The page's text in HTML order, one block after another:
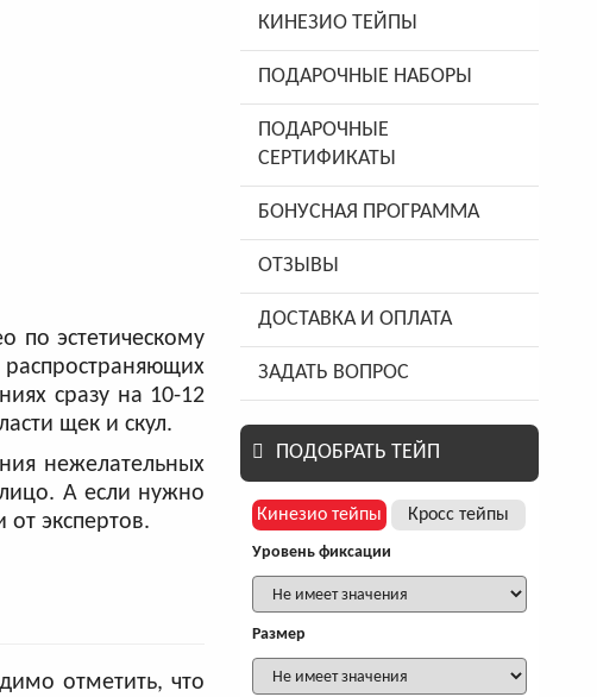
по эстетическому
сразу на 10-12
щек и скул.
нежелательных
А если нужно
от экспертов.
отметить, что
КИНЕЗИО ТЕЙПЫ
ПОДАРОЧНЫЕ НАБОРЫ
ПОДАРОЧНЫЕ
СЕРТИФИКАТЫ
БОНУСНАЯ ПРОГРАММА
ОТЗЫВЫ
ДОСТАВКА И ОПЛАТА
ЗАДАТЬ ВОПРОС
ПОДОБРАТЬ ТЕЙП
Кинезио тейпы Кросс тейпы
Уровень фиксации
Размер